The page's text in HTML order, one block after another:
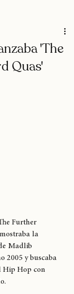
'The
Quas'
Further
la
Madlib
2005 y buscaba